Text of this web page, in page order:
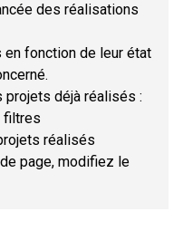
des réalisations
fonction de leur état
projets déjà réalisés :
filtres
réalisés
page, modifiez le